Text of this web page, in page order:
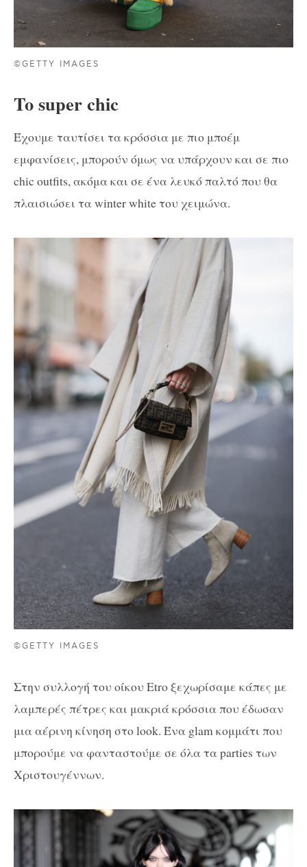
©GETTY IMAGES
To super chic
Έχουμε ταυτίσει τα κρόσσια με πιο μποέμ
εμφανίσεις, μπορούν όμως να υπάρχουν και σε πιο
chic outfits, ακόμα και σε ένα λευκό παλτό που θα
πλαισιώσει τα winter white του χειμώνα.
©GETTY IMAGES
Στην συλλογή του οίκου Etro ξεχωρίσαμε κάπες με
λαμπερές πέτρες και μακριά κρόσσια που έδωσαν
μια αέρινη κίνηση στο look. Ένα glam κομμάτι που
μπορούμε να φανταστούμε σε όλα τα parties των
Χριστουγέννων.